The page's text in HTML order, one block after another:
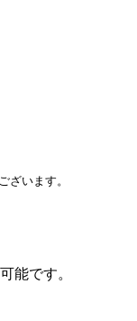
ざいます。
能です。